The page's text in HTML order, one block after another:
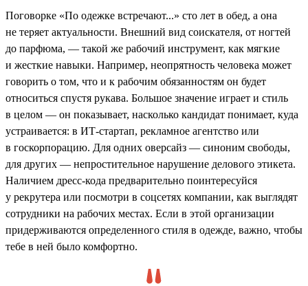
Поговорке «По одежке встречают...» сто лет в обед, а она
не теряет актуальности. Внешний вид соискателя, от ногтей
до парфюма, — такой же рабочий инструмент, как мягкие
и жесткие навыки. Например, неопрятность человека может
говорить о том, что и к рабочим обязанностям он будет
относиться спустя рукава. Большое значение играет и стиль
в целом — он показывает, насколько кандидат понимает, куда
устраивается: в ИТ-стартап, рекламное агентство или
в госкорпорацию. Для одних оверсайз — синоним свободы,
для других — непростительное нарушение делового этикета.
Наличием дресс-кода предварительно поинтересуйся
у рекрутера или посмотри в соцсетях компании, как выглядят
сотрудники на рабочих местах. Если в этой организации
придерживаются определенного стиля в одежде, важно, чтобы
тебе в ней было комфортно.